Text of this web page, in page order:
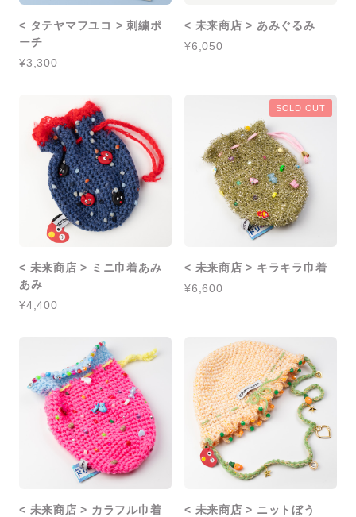
< タテヤマフユコ > 刺繍ポ
ーチ
¥3,300
< 未来商店 > あみぐるみ
¥6,050
< 未来商店 > ミニ巾着あみ
あみ
¥4,400
SOLD OUT
< 未来商店 > キラキラ巾着
¥6,600
< 未来商店 > カラフル巾着
< 未来商店 > ニットぼう